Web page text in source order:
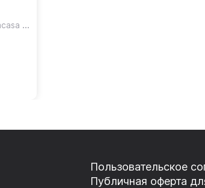
Angelica
Пользовательское
Публичная оферта